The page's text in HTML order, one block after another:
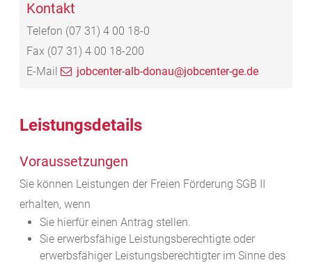
Kontakt
Telefon (07 31) 4 00 18-0
Fax (07 31) 4 00 18-200
E-Mail
jobcenter-alb-donau@jobcenter-ge.de
Leistungsdetails
Voraussetzungen
Sie können Leistungen der Freien Förderung SGB II
erhalten, wenn
Sie hierfür einen Antrag stellen.
Sie erwerbsfähige Leistungsberechtigte oder
erwerbsfähiger Leistungsberechtigter im Sinne des